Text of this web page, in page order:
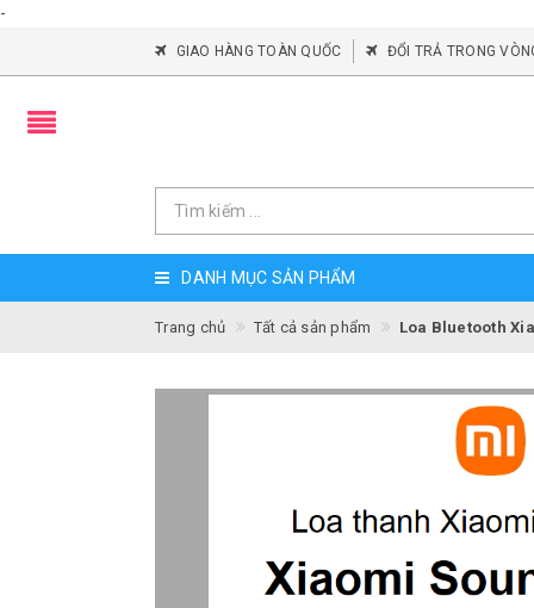
-
GIAO HÀNG TOÀN QUỐC ĐỔI TRẢ TRONG
DANH MỤC SẢN PHẨM
Trang chủ Tất cả sản phẩm Loa Bluetooth